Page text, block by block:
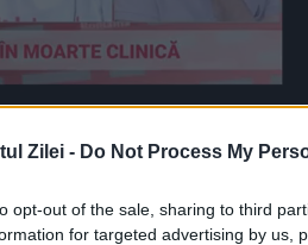
Zilei - Do Not Process My
opt-out of the sale, sharing to third
for targeted advertising by us,
impresionantă, de
emoționante, potrivit